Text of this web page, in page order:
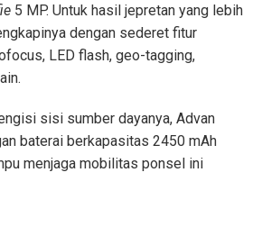
5 MP. Untuk hasil jepretan yang lebih
dengan sederet fitur
LED flash, geo-tagging,
sisi sumber dayanya, Advan
baterai berkapasitas 2450 mAh
menjaga mobilitas ponsel ini